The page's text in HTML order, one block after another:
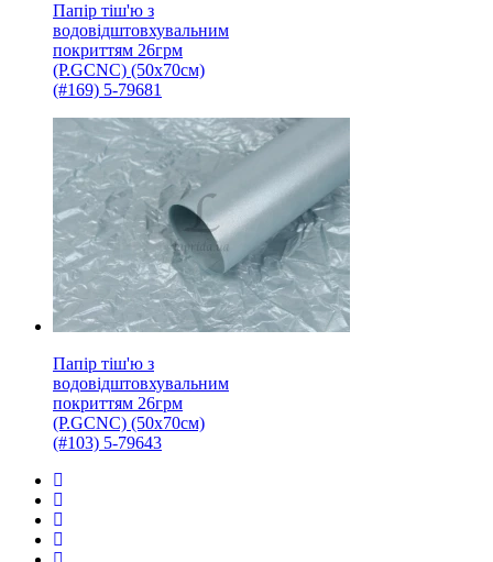
Папір тіш'ю з
водовідштовхувальним
покриттям 26грм
(P.GCNC) (50x70см)
(#169) 5-79681
Папір тіш'ю з
водовідштовхувальним
покриттям 26грм
(P.GCNC) (50x70см)
(#103) 5-79643